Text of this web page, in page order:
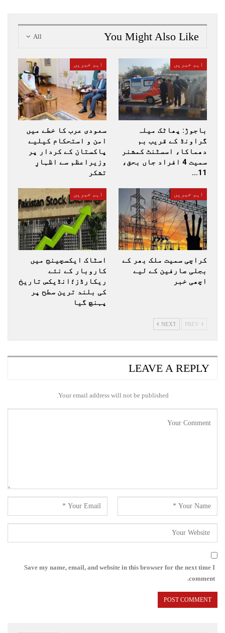
All You Might Also Like
اہم خبریں
باجوڑ: پھاٹک میلہ
گراونڈ کے قریب بم
دھماکا، اسسٹنٹ کمشنر
سمیت 4 افراد جاں بحق،
11…
اہم خبریں
سعودی عرب کا خطے میں
امن و استحکام کیلیے
پاکستان کے کردار پر
وزیراعظم سے اظہارِ
تشکر
اہم خبریں
کراچی سمیت ملک بھر کے
بجلی صارفین کے لیے
اچھی خبر
اہم خبریں
اسٹاک ایکسچینج میں
کاروبار کے نئے
ریکارڈز؛انڈیکس تاریخ
کی بلند ترین سطح پر
پہنچ گیا
NEXT
LEAVE A REPLY
Your email address will not be published.
Save my name, email, and website in this browser for the next time I
comment.